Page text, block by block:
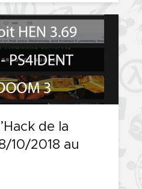
de la
10/2018 au